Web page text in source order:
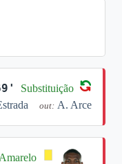
Substituição
out: A. Arce